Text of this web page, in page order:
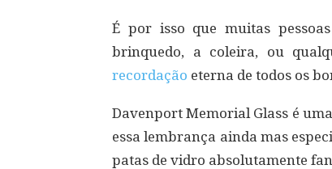
É por isso que muitas
brinquedo, a coleira, ou
recordação eterna de todos os
Davenport Memorial Glass é
essa lembrança ainda mas
patas de vidro absolutamente